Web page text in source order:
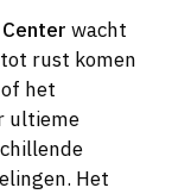
wacht
rust komen
of het
ultieme
Het